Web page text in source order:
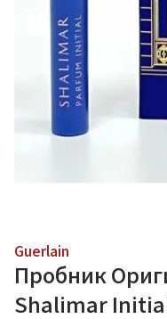
Guerlain
Пробник
Shalimar